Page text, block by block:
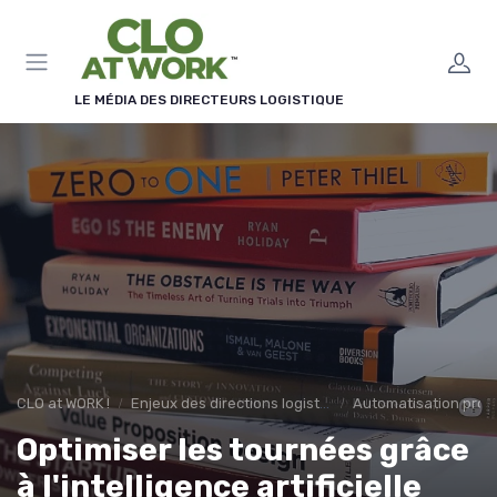
LE MÉDIA DES DIRECTEURS LOGISTIQUE
CLO at WORK ! Enjeux des directions logistiques Automatisation
Optimiser les tournées grâce
à l'intelligence artificielle
Panneau de gestion des cookies